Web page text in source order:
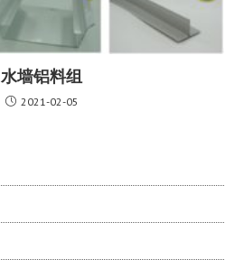
水墙铝料组
2021-02-05